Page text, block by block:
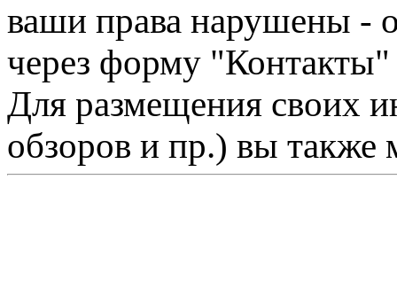
ваши права нарушены -
через форму "Контакты"
Для размещения своих
обзоров и пр.) вы также